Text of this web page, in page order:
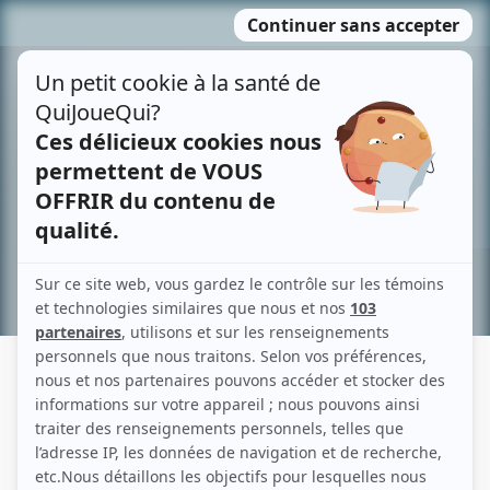
MENU
contenu
Recherche avancée »
ANDRÉ LATOUR
Liens
Fiche de André Latour sur Showbizz.net